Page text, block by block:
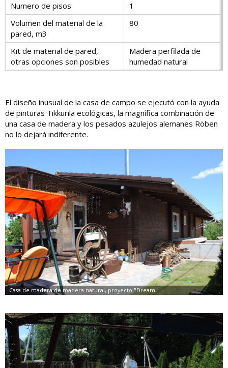
Numero de pisos
1
Volumen del material de la
pared, m3
80
Kit de material de pared,
otras opciones son posibles
Madera perfilada de
humedad natural
El diseño inusual de la casa de campo se ejecutó con la ayuda
de pinturas Tikkurila ecológicas, la magnífica combinación de
una casa de madera y los pesados ​​azulejos alemanes Röben
no lo dejará indiferente.